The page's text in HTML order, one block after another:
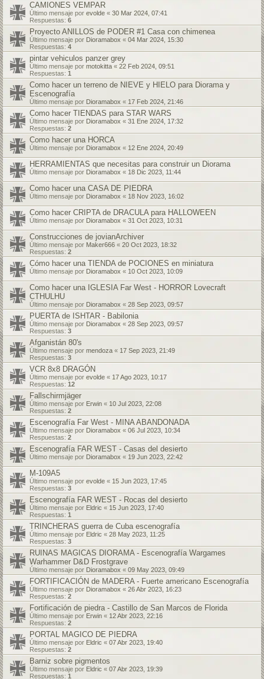
CAMIONES VEMPAR
Último mensaje por evolde « 30 Mar 2024, 07:41
Respuestas: 6
Proyecto ANILLOS de PODER #1 Casa con chimenea
Último mensaje por Dioramabox « 04 Mar 2024, 15:30
Respuestas: 4
pintar vehiculos panzer grey
Último mensaje por motokitta « 22 Feb 2024, 09:51
Respuestas: 1
Como hacer un terreno de NIEVE y HIELO para Diorama y
Escenografía
Último mensaje por Dioramabox « 17 Feb 2024, 21:46
Como hacer TIENDAS para STAR WARS
Último mensaje por Dioramabox « 31 Ene 2024, 17:32
Respuestas: 2
Como hacer una HORCA
Último mensaje por Dioramabox « 12 Ene 2024, 20:49
HERRAMIENTAS que necesitas para construir un Diorama
Último mensaje por Dioramabox « 18 Dic 2023, 11:44
Como hacer una CASA DE PIEDRA
Último mensaje por Dioramabox « 18 Nov 2023, 16:02
Como hacer CRIPTA de DRACULA para HALLOWEEN
Último mensaje por Dioramabox « 31 Oct 2023, 10:31
Construcciones de jovianArchiver
Último mensaje por Maker666 « 20 Oct 2023, 18:32
Respuestas: 2
Cómo hacer una TIENDA de POCIONES en miniatura
Último mensaje por Dioramabox « 10 Oct 2023, 10:09
Como hacer una IGLESIA Far West - HORROR Lovecraft
CTHULHU
Último mensaje por Dioramabox « 28 Sep 2023, 09:57
PUERTA de ISHTAR - Babilonia
Último mensaje por Dioramabox « 28 Sep 2023, 09:57
Respuestas: 3
Afganistán 80's
Último mensaje por mendoza « 17 Sep 2023, 21:49
Respuestas: 3
VCR 8x8 DRAGÓN
Último mensaje por evolde « 17 Ago 2023, 10:17
Respuestas: 12
Fallschirmjäger
Último mensaje por Erwin « 10 Jul 2023, 22:08
Respuestas: 2
Escenografía Far West - MINA ABANDONADA
Último mensaje por Dioramabox « 06 Jul 2023, 10:34
Respuestas: 2
Escenografía FAR WEST - Casas del desierto
Último mensaje por Dioramabox « 19 Jun 2023, 22:42
M-109A5
Último mensaje por evolde « 15 Jun 2023, 17:45
Respuestas: 3
Escenografía FAR WEST - Rocas del desierto
Último mensaje por Eldric « 15 Jun 2023, 17:40
Respuestas: 1
TRINCHERAS guerra de Cuba escenografía
Último mensaje por Eldric « 28 May 2023, 11:25
Respuestas: 3
RUINAS MAGICAS DIORAMA - Escenografía Wargames
Warhammer D&D Frostgrave
Último mensaje por Dioramabox « 09 May 2023, 09:49
FORTIFICACIÓN de MADERA - Fuerte americano Escenografía
Último mensaje por Dioramabox « 26 Abr 2023, 16:23
Respuestas: 2
Fortificación de piedra - Castillo de San Marcos de Florida
Último mensaje por Erwin « 12 Abr 2023, 22:16
Respuestas: 2
PORTAL MAGICO DE PIEDRA
Último mensaje por Eldric « 07 Abr 2023, 19:40
Respuestas: 2
Barniz sobre pigmentos
Último mensaje por Eldric « 07 Abr 2023, 19:39
Respuestas: 1